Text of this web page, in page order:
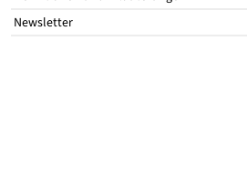
Newsletter